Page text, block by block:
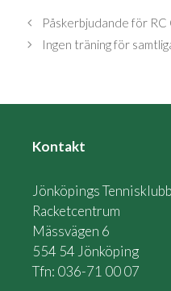
Påskerbjudande för RC
Ingen träning för
Kontakt
Jönköpings Tennisklubb
Racketcentrum
Mässvägen 6
554 54 Jönköping
Tfn: 036-71 00 07